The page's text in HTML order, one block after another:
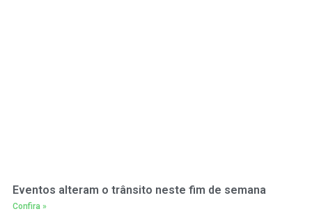
Eventos alteram o trânsito neste fim de semana
Confira »